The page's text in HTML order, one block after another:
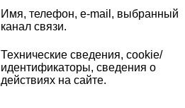
Имя, телефон, e-mail, выбранный
канал связи.
Технические сведения, cookie/
идентификаторы, сведения о
действиях на сайте.